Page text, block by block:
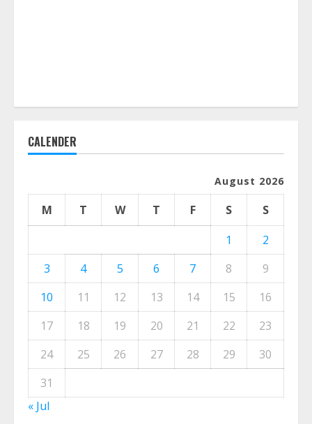
CALENDER
August 2026
M T W T F S
S
1
2
3
4 5 6 7 8
9
10
11 12 13 14 15
16
17
18 19 20 21 22
23
24
25 26 27 28 29
30
31
« Jul